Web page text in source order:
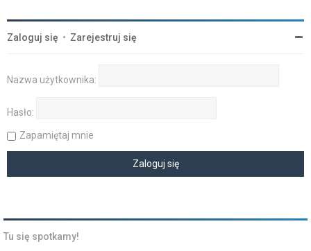
Zaloguj się • Zarejestruj się
Nazwa użytkownika:
Hasło:
Zapamiętaj mnie
Tu się spotkamy!